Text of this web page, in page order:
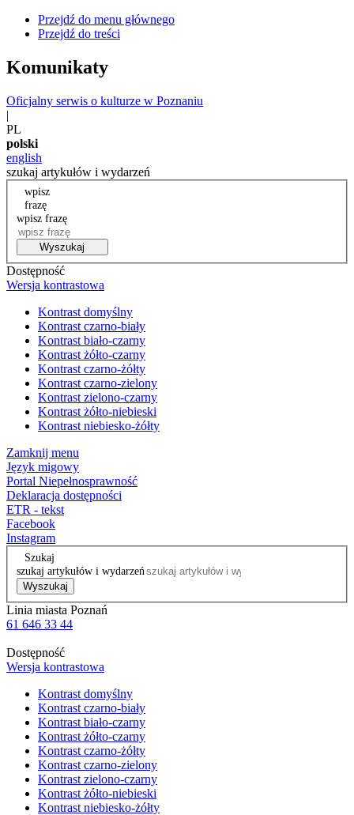
Przejdź do menu głównego
Przejdź do treści
Komunikaty
Oficjalny serwis o kulturze w Poznaniu
|
PL
polski
english
szukaj artykułów i wydarzeń
wpisz
frazę
wpisz frazę
Wyszukaj
Dostępność
Wersja kontrastowa
Kontrast domyślny
Kontrast czarno-biały
Kontrast biało-czarny
Kontrast żółto-czarny
Kontrast czarno-żółty
Kontrast czarno-zielony
Kontrast zielono-czarny
Kontrast żółto-niebieski
Kontrast niebiesko-żółty
Zamknij menu
Język migowy
Portal Niepełnosprawność
Deklaracja dostępności
ETR - tekst
Facebook
Instagram
Szukaj
szukaj artykułów i wydarzeń
Wyszukaj
Linia miasta Poznań
61 646 33 44
Dostępność
Wersja kontrastowa
Kontrast domyślny
Kontrast czarno-biały
Kontrast biało-czarny
Kontrast żółto-czarny
Kontrast czarno-żółty
Kontrast czarno-zielony
Kontrast zielono-czarny
Kontrast żółto-niebieski
Kontrast niebiesko-żółty